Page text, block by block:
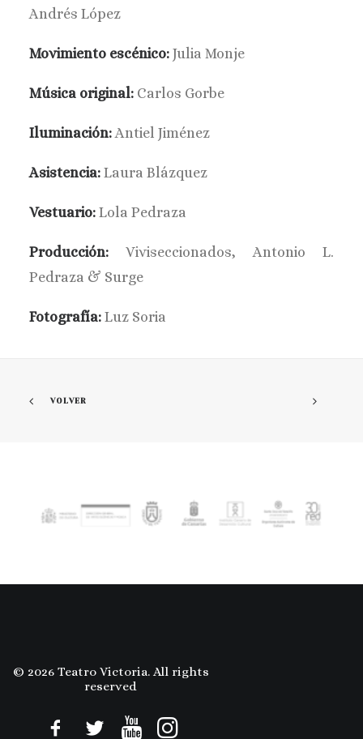
Andrés López
Movimiento escénico: Julia Monje
Música original: Carlos Gorbe
Iluminación:Antiel Jiménez
Asistencia: Laura Blázquez
Vestuario: Lola Pedraza
Producción: Viviseccionados, Antonio L.
Pedraza & Surge
Fotografía: Luz Soria
VOLVER
© 2026 Teatro Victoria. All rights
reserved